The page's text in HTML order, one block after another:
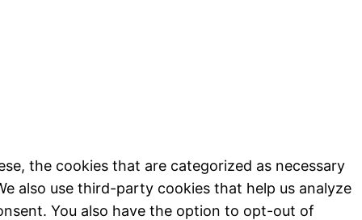
the cookies that are categorized as necessary
also use third-party cookies that help us analyze
You also have the option to opt-out of